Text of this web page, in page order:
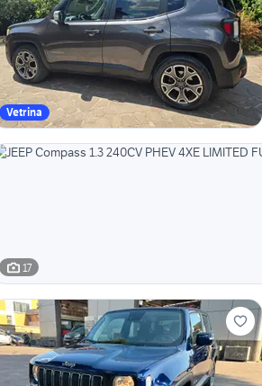
Vetrina
17